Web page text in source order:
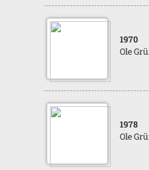
1970
Ole
1978
Ole